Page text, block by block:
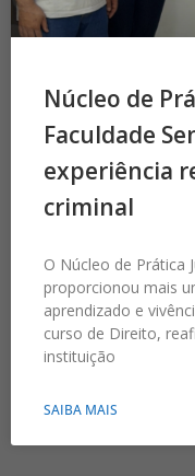
Núcleo de
Faculdade
experiência
criminal
O Núcleo de Prática
proporcionou mais
aprendizado e
curso de Direito,
instituição
SAIBA MAIS